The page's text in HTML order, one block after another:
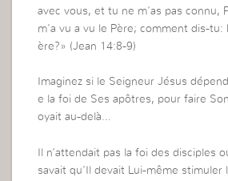
avec vous, et tu ne m’as pas connu,
m’a vu a vu le Père; comment dis-
ère?» (Jean 14:8-9)
Imaginez si le Seigneur Jésus
e la foi de Ses apôtres, pour faire
oyait au-delà…
Il n’attendait pas la foi des disciples
savait qu’Il devait Lui-même stimuler